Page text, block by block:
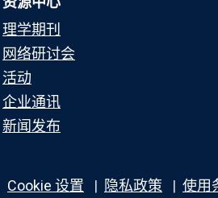
理学期刊
网络研讨会
活动
企业通讯
新闻发布
Cookie 设置 隐私政策 使用